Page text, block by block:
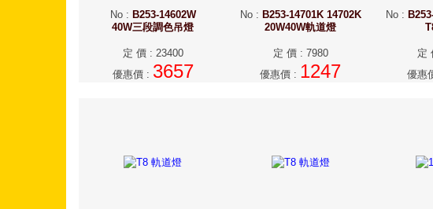
No: B253-14602W
40W三段調色吊燈
定 價: 23400
優惠價: 3657
No: B253-14701K 14702K
20W40W軌道燈
定 價: 7980
優惠價 : 1247
No :
定
優惠